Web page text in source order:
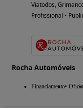
Viatodos,
Profissional •
Rocha Automóveis
Financiamento